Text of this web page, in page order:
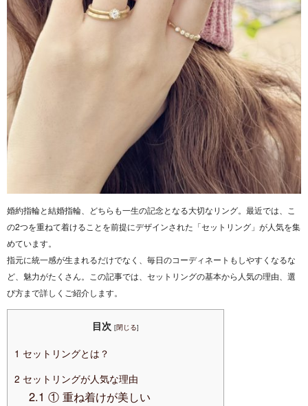
婚約指輪と結婚指輪、どちらも一生の記念となる大切なリング。最近では、こ
の2つを重ねて着けることを前提にデザインされた「セットリング」が人気を集
めています。
指元に統一感が生まれるだけでなく、毎日のコーディネートもしやすくなるな
ど、魅力がたくさん。この記事では、セットリングの基本から人気の理由、選
び方まで詳しくご紹介します。
目次 [閉じる]
1 セットリングとは？
2 セットリングが人気な理由
2.1 ① 重ね着けが美しい